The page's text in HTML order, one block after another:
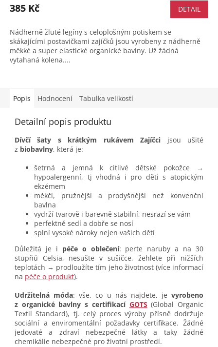
385 Kč DETAIL
Nádherně žluté legíny s celoplošným potiskem se
skákajícími postavičkami zajíčků jsou vyrobeny z nádherně
měkké a super elastické organické bavlny. Už žádná
vytahaná kolena....
Popis Hodnocení Tabulka velikostí
Detailní popis produktu
Dívčí šaty s krátkým rukávem Zajíčci jsou ušité
z biobavlny, která je:
šetrná a jemná k citlivé dětské pokožce →
hypoalergenní, tj vhodná i pro děti s atopickým
ekzémem
měkčí, pružnější a prodyšnější než konvenční
bavlna
vydrží tvarově i barevně stabilní, nesrazí se vám
perfektně sedí a dobře se nosí
splní vysoké nároky nejen vašich dětí
Důležitá je i péče o oblečení: perte naruby a na 30
stupňů Celsia, nesušte v sušičce, žehlete při nižších
teplotách → prodloužíte tím jeho životnost (více informací
na péče o produkt).
Udržitelná móda: vše, co u nás najdete, je vyrobeno
z organické bavlny s certifikací GOTS (Global Organic
Textil Standard), tj. celý proces výroby přísně dodržuje
sociální a enviromentální požadavky certifikace. Žádné
jedovaté a zdraví nebezpečné látky a taky žádné
chemikálie nebezpečné pro životní prostředí.